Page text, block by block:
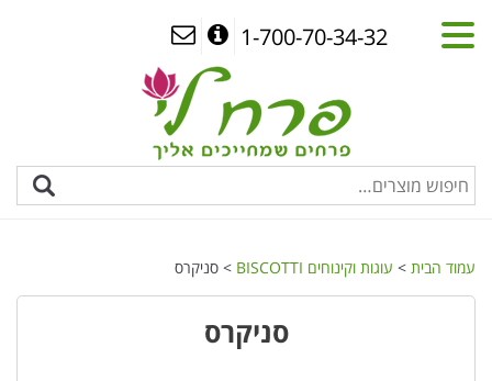
1-700-70-34-32
עמוד הבית > עוגות וקינוחים BISCOTTI > סניקרס
סניקרס